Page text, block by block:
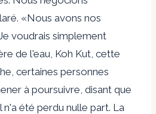
«Nous avons nos
voudrais simplement
de l'eau, Koh Kut, cette
certaines personnes
à poursuivre, disant que
n'a été perdu nulle part. La